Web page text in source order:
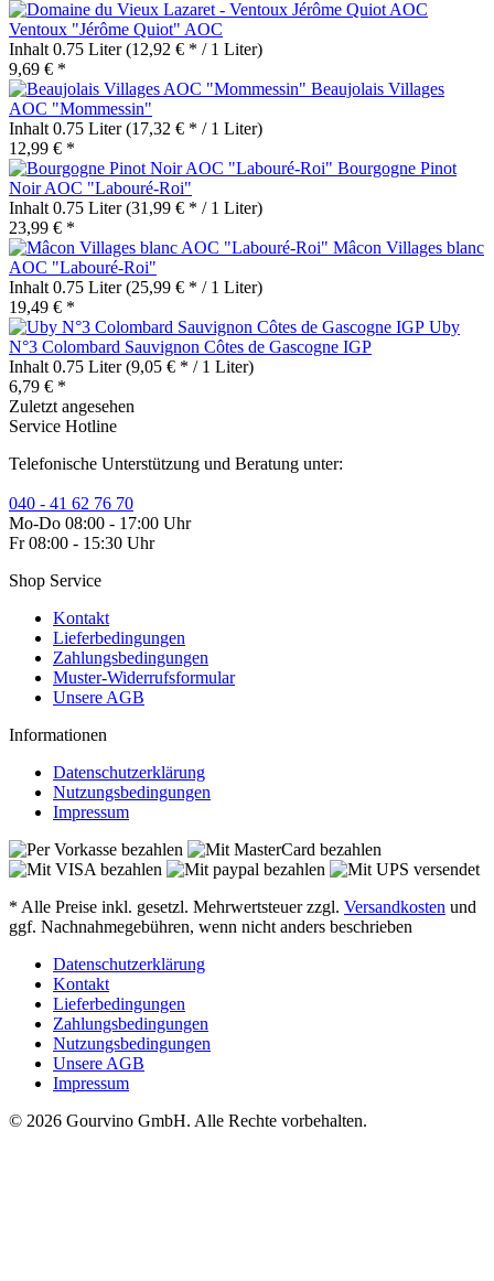
Ventoux "Jérôme Quiot" AOC
Inhalt 0.75 Liter(12,92 € * / 1 Liter)
9,69 € *
Beaujolais Villages
AOC "Mommessin"
Inhalt 0.75 Liter(17,32 € * / 1 Liter)
12,99 € *
Bourgogne Pinot
Noir AOC "Labouré-Roi"
Inhalt 0.75 Liter(31,99 € * / 1 Liter)
23,99 € *
Mâcon Villages blanc
AOC "Labouré-Roi"
Inhalt 0.75 Liter(25,99 € * / 1 Liter)
19,49 € *
Uby
N°3 Colombard Sauvignon Côtes de Gascogne IGP
Inhalt 0.75 Liter(9,05 € * / 1 Liter)
6,79 € *
Zuletzt angesehen
Service Hotline
Telefonische Unterstützung und Beratung unter:
040 - 41 62 76 70
Mo-Do 08:00 - 17:00 Uhr
Fr 08:00 - 15:30 Uhr
Shop Service
Kontakt
Lieferbedingungen
Zahlungsbedingungen
Muster-Widerrufsformular
Unsere AGB
Informationen
Datenschutzerklärung
Nutzungsbedingungen
Impressum
* Alle Preise inkl. gesetzl. Mehrwertsteuer zzgl. Versandkosten und
ggf. Nachnahmegebühren, wenn nicht anders beschrieben
Datenschutzerklärung
Kontakt
Lieferbedingungen
Zahlungsbedingungen
Nutzungsbedingungen
Unsere AGB
Impressum
© 2026 Gourvino GmbH. Alle Rechte vorbehalten.